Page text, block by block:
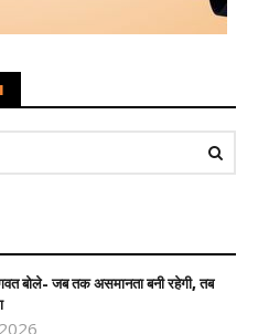
बोले- जब तक असमानता बनी रहेगी, तब